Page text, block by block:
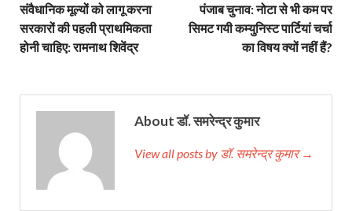
संवैधानिक मूल्यों को लागू करना
सरकारों की पहली प्राथमिकता
होनी चाहिए: रामनाथ शिवेंद्र
पंजाब चुनाव: नोटा से भी कम पर
सिमट गयी कम्युनिस्ट पार्टियां चर्चा
का विषय क्यों नहीं हैं?
About डॉ. समरेन्द्र कुमार
View all posts by डॉ. समरेन्द्र कुमार →